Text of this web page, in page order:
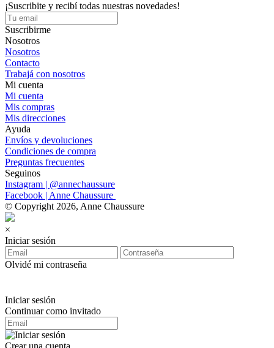
¡Suscribite y recibí todas nuestras novedades!
Suscribirme
Nosotros
Nosotros
Contacto
Trabajá con nosotros
Mi cuenta
Mi cuenta
Mis compras
Mis direcciones
Ayuda
Envíos y devoluciones
Condiciones de compra
Preguntas frecuentes
Seguinos
Instagram | @annechaussure
Facebook | Anne Chaussure
© Copyright 2026, Anne Chaussure
×
Iniciar sesión
Olvidé mi contraseña
Iniciar sesión
Continuar como invitado
Crear una cuenta